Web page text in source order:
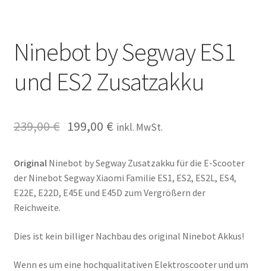
Ninebot by Segway ES1
und ES2 Zusatzakku
239,00€ 199,00 € inkl. MwSt.
OriginalNinebot by Segway Zusatzakku für die E-Scooter
der Ninebot Segway Xiaomi Familie ES1, ES2, ES2L, ES4,
E22E, E22D, E45E und E45D zum Vergrößern der
Reichweite.
Dies ist kein billiger Nachbau des original Ninebot Akkus!
Wenn es um eine hochqualitativen Elektroscooter und um